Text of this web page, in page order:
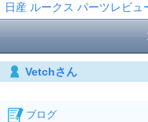
日産 ルークス パーツレビュ
Vetchさん
ブログ